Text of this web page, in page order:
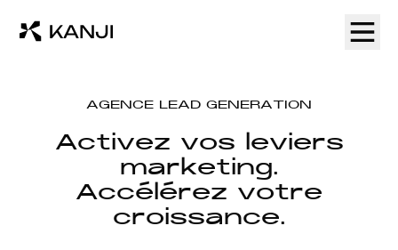
AG EN C E EA D G EN ERAT ON
Activez vos leviers
marketing.
Accélérez votre
croissance.